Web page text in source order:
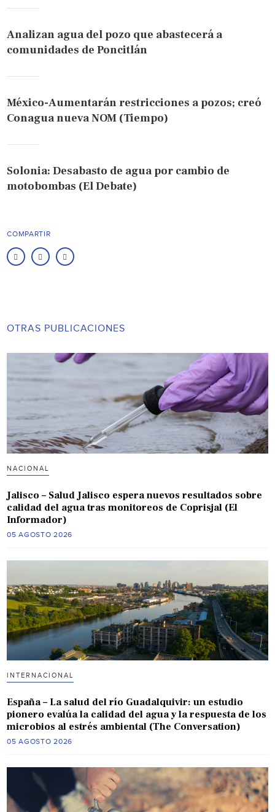
Analizan agua del pozo que abastecerá a
comunidades de Poncitlán
México-Aumentarán restricciones a pozos; creó
Conagua nueva NOM (Tiempo)
Solonia: Desabasto de agua por cambio de
motobombas (El Debate)
COMPARTIR
OTRAS PUBLICACIONES
NACIONAL
Jalisco – Salud Jalisco espera nuevos resultados sobre
calidad del agua tras monitoreos de Coprisjal (El
Informador)
05 AGOSTO 2026
INTERNACIONAL
España – La salud del río Guadalquivir: un estudio
pionero evalúa la calidad del agua y la respuesta de los
microbios al estrés ambiental (The Conversation)
05 AGOSTO 2026